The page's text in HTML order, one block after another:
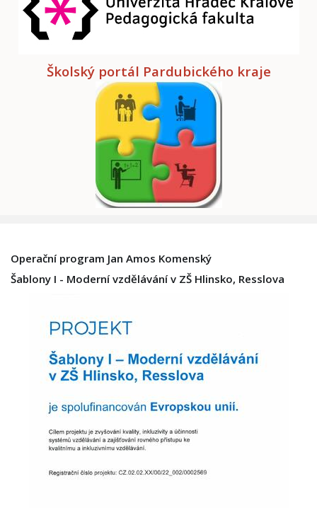
Školský portál Pardubického kraje
Operační program Jan Amos Komenský
Šablony I - Moderní vzdělávání v ZŠ Hlinsko, Resslova